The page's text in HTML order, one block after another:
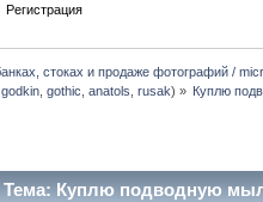
Регистрация
стоках и продаже фотографий /
,godkin ,gothic ,anatols ,rusak) » Куплю
Тема: Куплю подводную